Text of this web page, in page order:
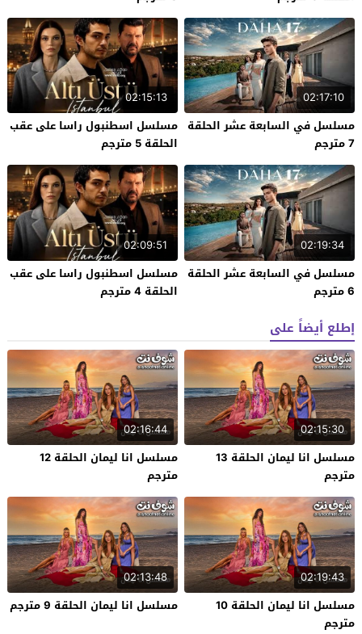
02:17:10
مسلسل في السابعة عشر الحلقة
7 مترجم
02:15:13
مسلسل اسطنبول راسا على عقب
الحلقة 5 مترجم
02:19:34
مسلسل في السابعة عشر الحلقة
6 مترجم
02:09:51
مسلسل اسطنبول راسا على عقب
الحلقة 4 مترجم
إطلع أيضاً على
02:15:30
مسلسل انا ليمان الحلقة 13
مترجم
02:16:44
مسلسل انا ليمان الحلقة 12
مترجم
02:19:43
مسلسل انا ليمان الحلقة 10
مترجم
02:13:48
مسلسل انا ليمان الحلقة 9 مترجم